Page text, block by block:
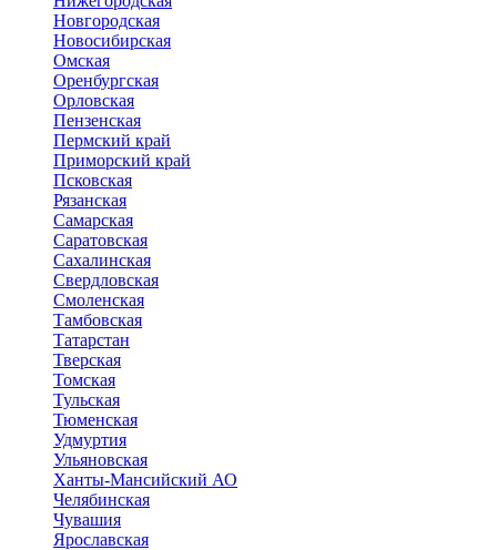
Новгородская
Новосибирская
Омская
Оренбургская
Орловская
Пензенская
Пермский край
Приморский край
Псковская
Рязанская
Самарская
Саратовская
Сахалинская
Свердловская
Смоленская
Тамбовская
Татарстан
Тверская
Томская
Тульская
Тюменская
Удмуртия
Ульяновская
Ханты-Мансийский АО
Челябинская
Чувашия
Ярославская